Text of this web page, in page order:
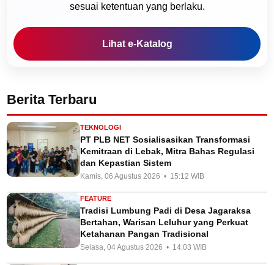
sesuai ketentuan yang berlaku.
Lihat e-Katalog
Berita Terbaru
TEKNOLOGI
PT PLB NET Sosialisasikan Transformasi
Kemitraan di Lebak, Mitra Bahas Regulasi
dan Kepastian Sistem
Kamis, 06 Agustus 2026 • 15:12 WIB
FEATURE
Tradisi Lumbung Padi di Desa Jagaraksa
Bertahan, Warisan Leluhur yang Perkuat
Ketahanan Pangan Tradisional
Selasa, 04 Agustus 2026 • 14:03 WIB